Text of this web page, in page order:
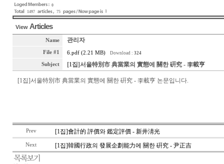
0
1497
75 1
View Articles
Name 관리자
File #1 6.pdf (2.21 MB) Download : 324
Subject [1집]서울特別市 典當業의 實態에 關한 硏究 - 李載亨
[1집]서울特別市 典當業의 實態에 關한 硏究 - 李載亨 논문입니다.
Prev [1집]會計的 評價와 鑑定評價 - 新井淸光
Next [1집]韓國行政의 發展企劃能力에 關한 硏究 - 尹正吉